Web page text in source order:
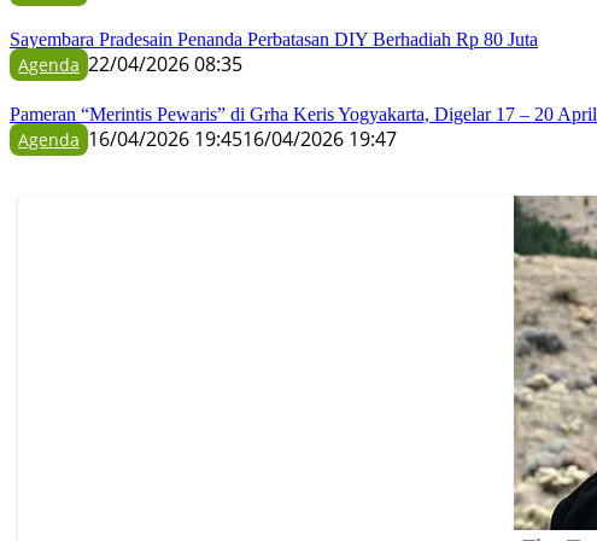
Sayembara Pradesain Penanda Perbatasan DIY Berhadiah Rp 80 Juta
Agenda 22/04/2026 08:35
Pameran “Merintis Pewaris” di Grha Keris Yogyakarta, Digelar 17 – 20 April
Agenda 16/04/2026 19:4516/04/2026 19:47